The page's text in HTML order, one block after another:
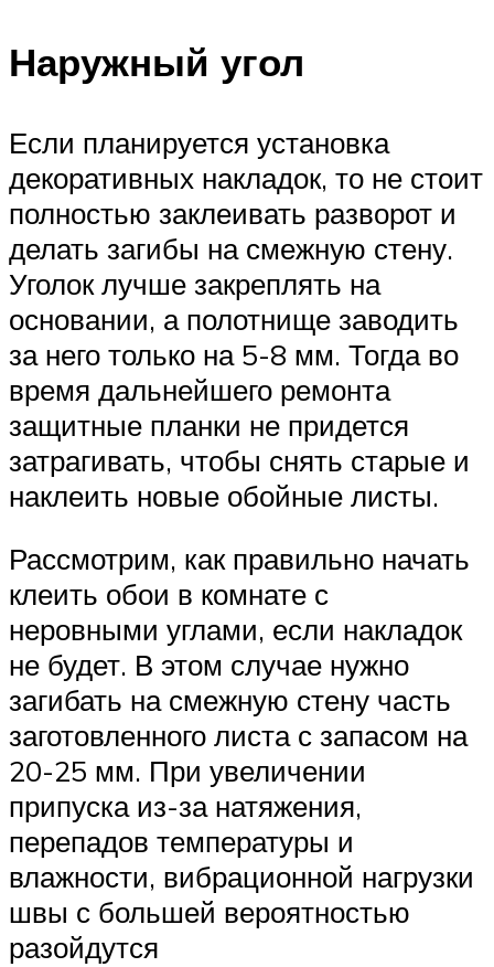
Наружный угол
Если планируется установка
декоративных накладок, то не стоит
полностью заклеивать разворот и
делать загибы на смежную стену.
Уголок лучше закреплять на
основании, а полотнище заводить
за него только на 5-8 мм. Тогда во
время дальнейшего ремонта
защитные планки не придется
затрагивать, чтобы снять старые и
наклеить новые обойные листы.
Рассмотрим, как правильно начать
клеить обои в комнате с
неровными углами, если накладок
не будет. В этом случае нужно
загибать на смежную стену часть
заготовленного листа с запасом на
20-25 мм. При увеличении
припуска из-за натяжения,
перепадов температуры и
влажности, вибрационной нагрузки
швы с большей вероятностью
разойдутся